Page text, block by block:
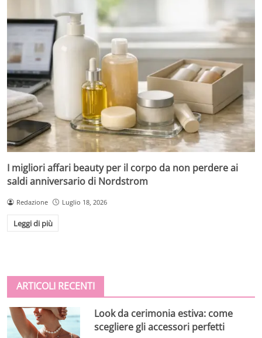
I migliori affari beauty per il corpo da non perdere ai
saldi anniversario di Nordstrom
Redazione Luglio 18, 2026
Leggi di più
ARTICOLI RECENTI
Look da cerimonia estiva: come
scegliere gli accessori perfetti